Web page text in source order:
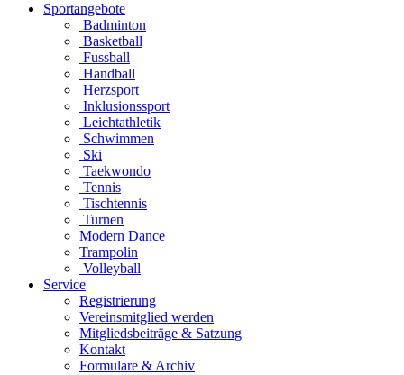
Sportangebote
Badminton
Basketball
Fussball
Handball
Herzsport
Inklusionssport
Leichtathletik
Schwimmen
Ski
Taekwondo
Tennis
Tischtennis
Turnen
Modern Dance
Trampolin
Volleyball
Service
Registrierung
Vereinsmitglied werden
Mitgliedsbeiträge & Satzung
Kontakt
Formulare & Archiv